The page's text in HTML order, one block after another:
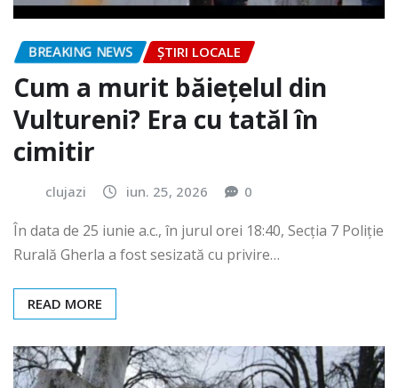
BREAKING NEWS ȘTIRI LOCALE
Cum a murit băiețelul din
Vultureni? Era cu tatăl în
cimitir
clujazi iun. 25, 2026 0
În data de 25 iunie a.c., în jurul orei 18:40, Secția 7 Poliție
Rurală Gherla a fost sesizată cu privire…
READ MORE